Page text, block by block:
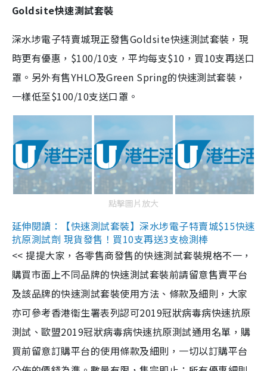
Goldsite快速測試套裝
深水埗電子特賣城現正發售Goldsite快速測試套裝，現
時更有優惠，$100/10支，平均每支$10，買10支再送口
罩。另外有售YHLO及Green Spring的快速測試套裝，
一樣低至$100/10支送口罩。
點擊圖片放大
延伸閱讀：【快速測試套裝】深水埗電子特賣城$15快速
抗原測試劑 現貨發售！買10支再送3支檢測棒
<< 提提大家，各零售商發售的快速測試套裝規格不一，
購買市面上不同品牌的快速測試套裝前請留意售賣平台
及該品牌的快速測試套裝使用方法、條款及細則，大家
亦可參考香港衞生署表列認可2019冠狀病毒病快速抗原
測試、歐盟2019冠狀病毒病快速抗原測試通用名單，購
買前留意訂購平台的使用條款及細則，一切以訂購平台